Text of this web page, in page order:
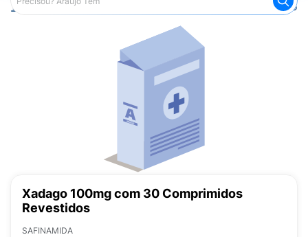
Araujo Medicamentos Remédio para Sistema Nervoso
Xadago 100mg com 30 Comprimidos
Revestidos
SAFINAMIDA